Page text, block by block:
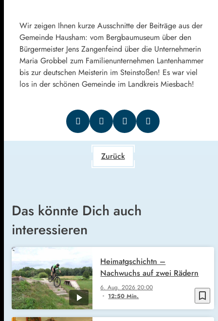
Wir zeigen Ihnen kurze Ausschnitte der Beiträge aus der
Gemeinde Hausham: vom Bergbaumuseum über den
Bürgermeister Jens Zangenfeind über die Unternehmerin
Maria Grobbel zum Familienunternehmen Lantenhammer
bis zur deutschen Meisterin im Steinstoßen! Es war viel
los in der schönen Gemeinde im Landkreis Miesbach!
Zurück
Das könnte Dich auch
interessieren
bookmark_border
6. Aug. 202620:00
12:50 Min.
Heimatgschichtn –
Nachwuchs auf zwei Rädern